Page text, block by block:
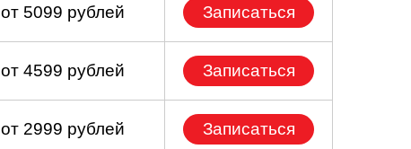
от 5099 рублей Записаться
от 4599 рублей Записаться
от 2999 рублей Записаться